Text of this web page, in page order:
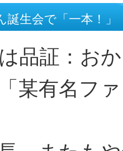
誕生会で「一本！」
品証：お
某有名フ